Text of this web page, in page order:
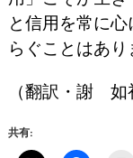
と信用を常に
らぐことはあり
（翻訳・謝 如
共有: